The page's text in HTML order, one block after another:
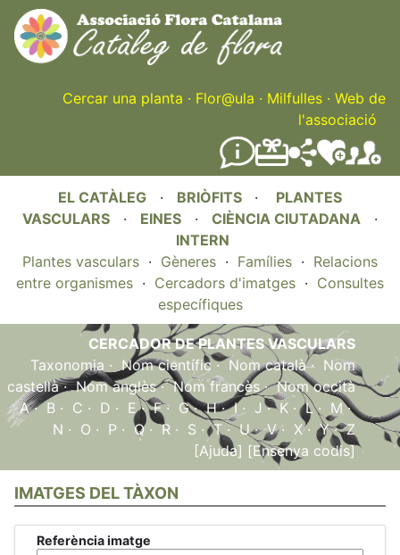
Skip
to
main
content
Cercar una planta · Flor@ula · Milfulles · Web de
l'associació
EL CATÀLEG · BRIÒFITS · PLANTES
VASCULARS · EINES · CIÈNCIA CIUTADANA ·
INTERN
Plantes vasculars · Gèneres · Famílies · Relacions
entre organismes · Cercadors d'imatges · Consultes
específiques
CERCADOR DE PLANTES VASCULARS
Taxonomia · Nom científic·Nom català· Nom
castellà·Nom anglès·Nom francès·Nom occità
A·B · C · D · E·F· G·H·I· J ·K ·L· M·
N · O · P · Q·R · S ·T ·U·V· X·Y·Z
[Ajuda] [Ensenya codis]
IMATGES DEL TÀXON
Referència imatge